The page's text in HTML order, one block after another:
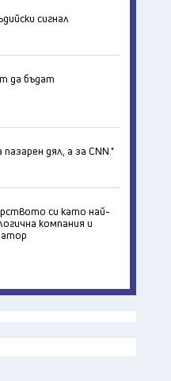
сигнал
да бъдат
дял, а за CNN."
си като най-
компания и